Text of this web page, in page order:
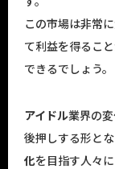
この市場は非常
て利益を得るこ
できるでしょう。
アイドル業界の
後押しする形と
化を目指す人々